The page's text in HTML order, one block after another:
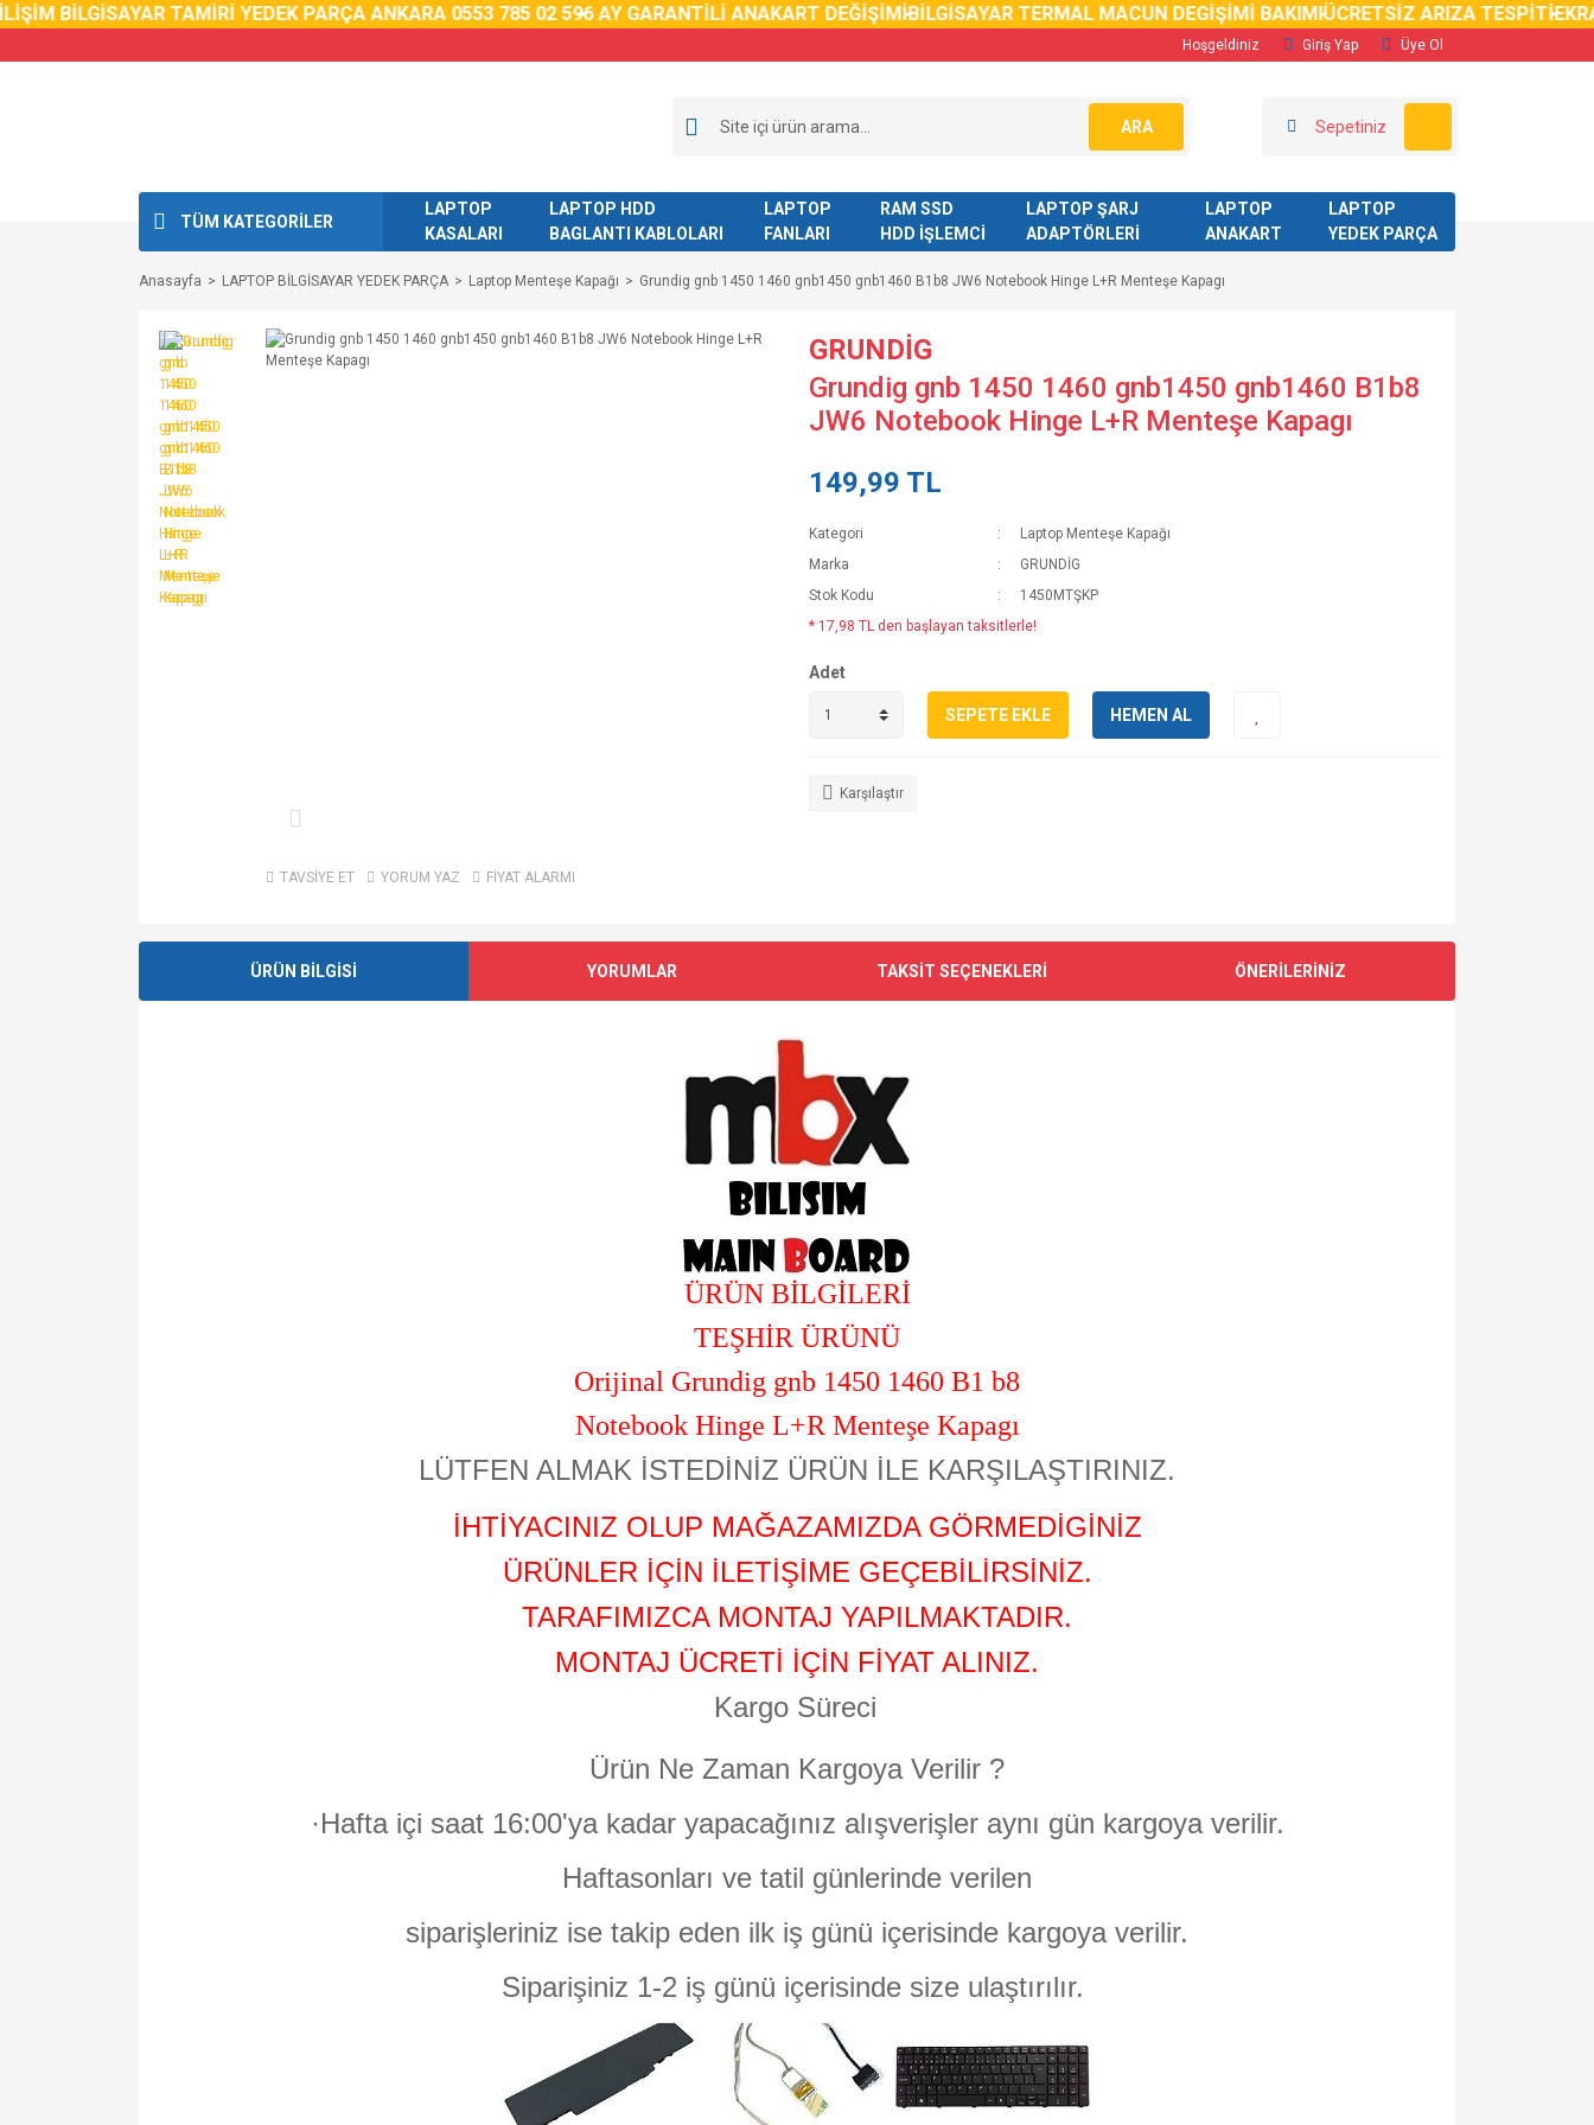
BİLGİSAYAR TAMİRİ YEDEK PARÇA ANKARA 0553 785 02 596 AY GARANTİLİ ANAKART DEĞİŞİMİBİLGİSAYAR TERMAL MACUN DEGİŞİMİ BAKIMIÜCRETSİZ ARIZA TESPİTİEKRAN
Hoşgeldiniz Giriş Yap Üye Ol
ARA Sepetiniz
TÜM KATEGORİLER
LAPTOP
KASALARI
LAPTOP HDD
BAGLANTI KABLOLARI
LAPTOP
FANLARI
RAM SSD
HDD İŞLEMCİ
LAPTOP ŞARJ
ADAPTÖRLERİ
LAPTOP
ANAKART
LAPTOP
YEDEK PARÇA
Anasayfa LAPTOP BİLGİSAYAR YEDEK PARÇA Laptop Menteşe Kapağı Grundig gnb 1450 1460 gnb1450 gnb1460 B1b8 JW6 Notebook Hinge L+R Menteşe Kapagı
TAVSİYE ET YORUM YAZ FİYAT ALARMI
GRUNDİG
Grundig gnb 1450 1460 gnb1450 gnb1460 B1b8
JW6 Notebook Hinge L+R Menteşe Kapagı
149,99 TL
Kategori
Laptop Menteşe Kapağı
Marka
GRUNDİG
Stok Kodu
1450MTŞKP
* 17,98 TL den başlayan taksitlerle!
Adet
SEPETE EKLE HEMEN AL
Karşılaştır
ÜRÜN BİLGİSİ YORUMLAR TAKSİT SEÇENEKLERİ ÖNERİLERİNİZ
ÜRÜN BİLGİLERİ
TEŞHİR ÜRÜNÜ
Orijinal Grundig gnb 1450 1460 B1 b8
Notebook Hinge L+R Menteşe Kapagı
LÜTFEN ALMAK İSTEDİNİZ ÜRÜN İLE KARŞILAŞTIRINIZ.
İHTİYACINIZ OLUP MAĞAZAMIZDA GÖRMEDİGİNİZ
ÜRÜNLER İÇİN İLETİŞİME GEÇEBİLİRSİNİZ.
TARAFIMIZCA MONTAJ YAPILMAKTADIR.
MONTAJ ÜCRETİ İÇİN FİYAT ALINIZ.
Kargo Süreci
Ürün Ne Zaman Kargoya Verilir ?
·Hafta içi saat 16:00'ya kadar yapacağınız alışverişler aynı gün kargoya verilir.
Haftasonları ve tatil günlerinde verilen
siparişleriniz ise takip eden ilk iş günü içerisinde kargoya verilir.
Siparişiniz 1-2 iş günü içerisinde size ulaştırılır.